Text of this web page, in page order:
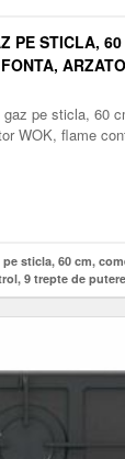
PE STICLA,
(NEGRU)
pe sticla, 60
WOK, flame
sticla, 60 cm,
9 trepte de